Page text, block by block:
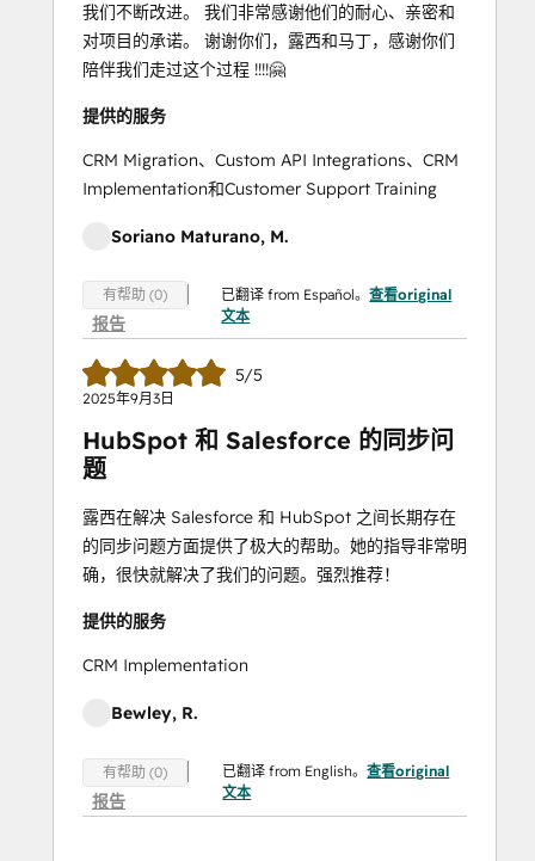
我们不断改进。 我们非常感谢他们的耐心、亲密和
对项目的承诺。 谢谢你们，露西和马丁，感谢你们
陪伴我们走过这个过程 !!!!🤗
提供的服务
CRM Migration、Custom API Integrations、CRM
Implementation和Customer Support Training
Soriano Maturano, M.
有帮助 (0)
报告
已翻译 from Español。查看original
文本
5/5
2025年9月3日
HubSpot 和 Salesforce 的同步问
题
露西在解决 Salesforce 和 HubSpot 之间长期存在
的同步问题方面提供了极大的帮助。她的指导非常明
确，很快就解决了我们的问题。强烈推荐！
提供的服务
CRM Implementation
Bewley, R.
有帮助 (0)
报告
已翻译 from English。查看original
文本